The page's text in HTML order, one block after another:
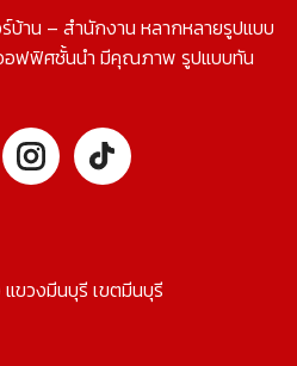
บ้าน – สำนักงาน หลากหลายรูปแบบ
อฟฟิศชั้นนำ มีคุณภาพ รูปแบบทัน
ขวงมีนบุรี เขตมีนบุรี